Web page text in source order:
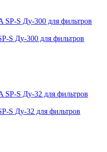
S Ду-300 для фильтров
S Ду-32 для фильтров